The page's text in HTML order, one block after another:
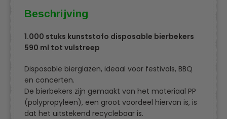
Beschrijving
1.000 stuks kunststofo disposable bierbekers
590 ml tot vulstreep
Disposable bierglazen, ideaal voor festivals, BBQ
en concerten.
De bierbekers zijn gemaakt van het materiaal PP
(polypropyleen), een groot voordeel hiervan is, is
dat het uitstekend recyclebaar is.